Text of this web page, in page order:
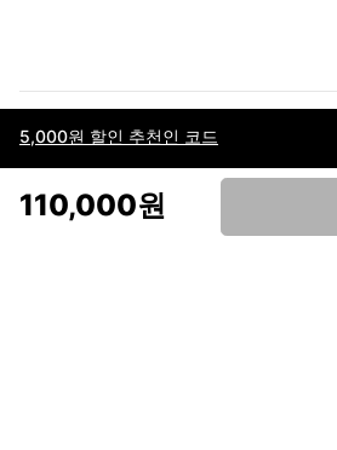
5,000원 할인 추천인 코드
110,000원
이용약관고객센터판매개인정보 처리방